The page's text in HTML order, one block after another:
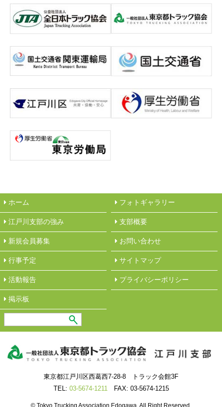
ホーム
江戸川支部の強み
新規会員募集
行事予定
活動報告
︎掲示板
フォトギャラリー
︎支部概要
︎お問い合わせ
サイトマップ
︎プライバシーポリシー
東京都江戸川区西葛西7-28-8 トラック会館3F
TEL: 03-5674-1211 FAX: 03-5674-1215
© Tokyo Trucking Association Edogawa. All Right Reserved.